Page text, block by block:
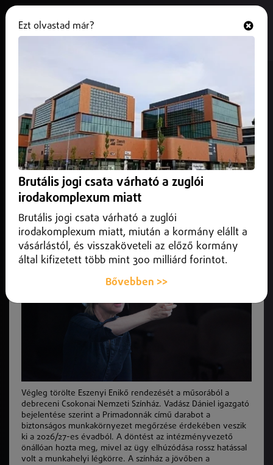
Végleg törölte Eszenyi Enikő
rendezését a műsorából a
debreceni Csokonai Nemzeti
Színház
2026. június 05.Debrecen Helyi
A darab előkészületeit ugyanis már május 23-án fel kellett
függeszteni, mert a rendező személye bizonytalanságot
keltett a társulat tagjaiban.
Végleg törölte Eszenyi Enikő rendezését a műsorából a
debreceni Csokonai Nemzeti Színház. Vadász Dániel igazgató
bejelentése szerint a Primadonnák című darabot a
biztonságos munkakörnyezet megőrzése érdekében veszik
ki a 2026/27-es évadból. A döntést az intézményvezető
önállóan hozta meg, mivel az ügy elhúzódása rossz hatással
volt a munkahelyi légkörre. A színház a jövőben a
Ezt olvastad már?
Brutális jogi csata várható a zuglói
irodakomplexum miatt
Brutális jogi csata várható a zuglói
irodakomplexum miatt, miután a kormány elállt a
vásárlástól, és visszaköveteli az előző kormány
által kifizetett több mint 300 milliárd forintot.
Bővebben >>